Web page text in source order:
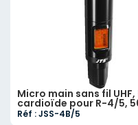
Micro main sans fil
cardioïde pour R-4/5,
Réf : JSS-4B/5